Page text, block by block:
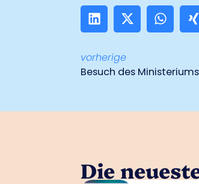
vorherige
Besuch des
Die